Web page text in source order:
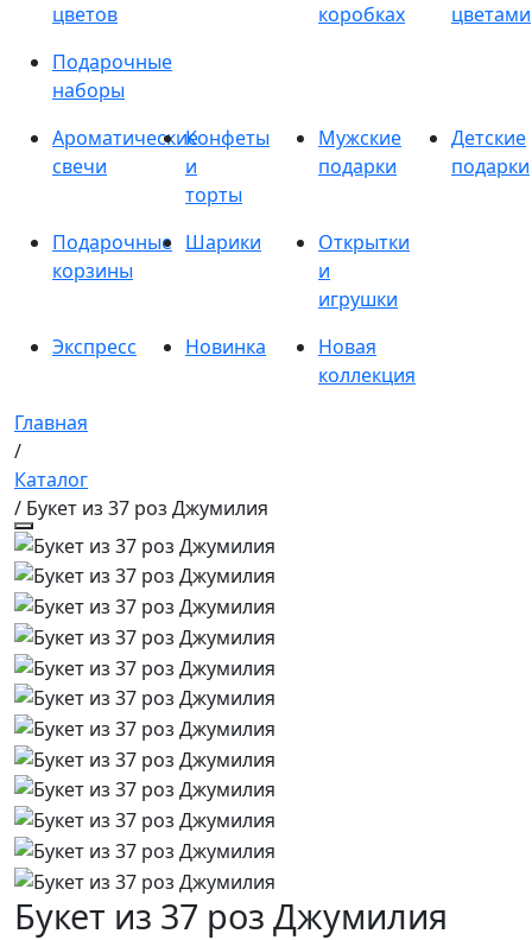
цветов
коробках
цветами
Подарочные
наборы
Ароматические
свечи
Конфеты
и
торты
Мужские
подарки
Детские
подарки
Подарочные
корзины
Шарики
Открытки
и
игрушки
Экспресс
Новинка
Новая
коллекция
Главная
/
Каталог
/ Букет из 37 роз Джумилия
Букет из 37 роз Джумилия